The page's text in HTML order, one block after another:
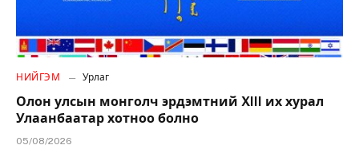
НИЙГЭМ Урлаг
Олон улсын монголч эрдэмтний XIII их хурал
Улаанбаатар хотноо болно
05/08/2026